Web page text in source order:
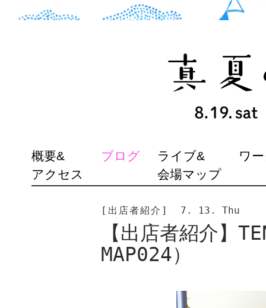
SKIP
TO
CONTENT
概要&
アクセス
ブログ
ライブ&
会場マップ
ワ
[出店者紹介] 7. 13. Thu
【出店者紹介】
MAP024）